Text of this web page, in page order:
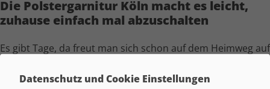
Die Polster­garnitur Köln macht es leicht,
zuhause einfach mal abzuschalten
Es gibt Tage, da freut man sich schon auf dem Heimweg auf
Moment nichts müssen. Genau dafür ist die Polster­
Datenschutz und Cookie Einstellungen